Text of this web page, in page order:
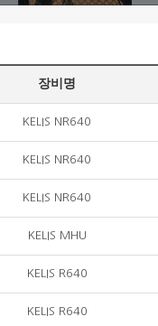
장비명
KELIS NR640
KELIS NR640
KELIS NR640
KELIS MHU
KELIS R640
KELIS R640